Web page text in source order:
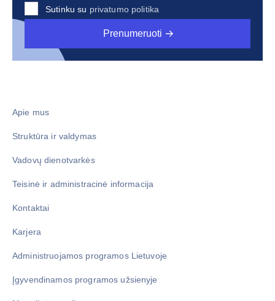
Sutinku su privatumo politika
Prenumeruoti
Apie mus
Struktūra ir valdymas
Vadovų dienotvarkės
Teisinė ir administracinė informacija
Kontaktai
Karjera
Administruojamos programos Lietuvoje
Įgyvendinamos programos užsienyje